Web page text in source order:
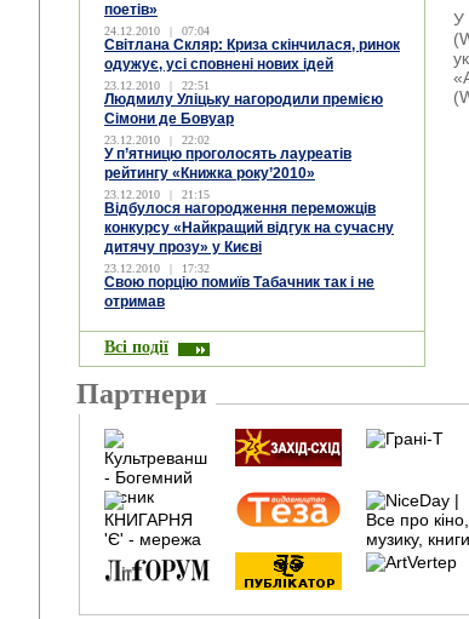
поетів»
24.12.2010 | 07:04
Світлана Скляр: Криза скінчилася, ринок
одужує, усі сповнені нових ідей
23.12.2010 | 22:51
Людмилу Уліцьку нагородили премією
Сімони де Бовуар
23.12.2010 | 22:02
У п’ятницю проголосять лауреатів
рейтингу «Книжка року’2010»
23.12.2010 | 21:15
Відбулося нагородження переможців
конкурсу «Найкращий відгук на сучасну
дитячу прозу» у Києві
23.12.2010 | 17:32
Свою порцію помиїв Табачник так і не
отримав
Всі події
У
Партнери